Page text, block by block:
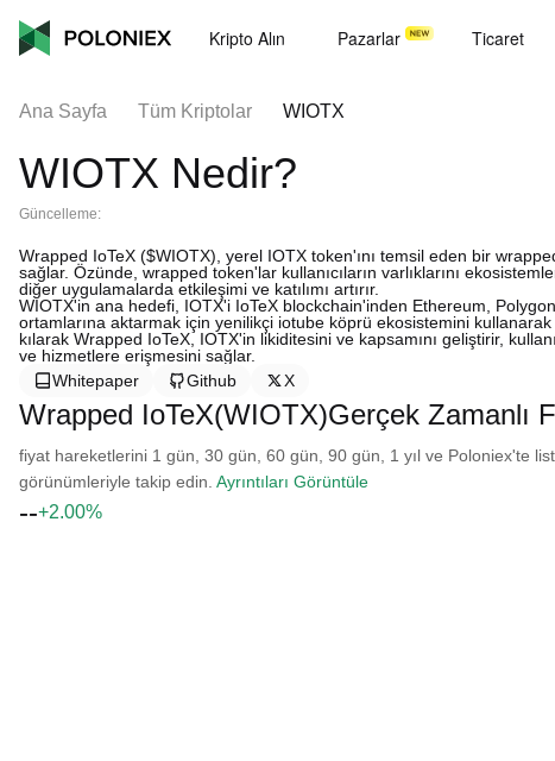
Kripto Alın Pazarlar Ticaret
Ana Sayfa Tüm Kriptolar WIOTX
WIOTX Nedir?
Güncelleme:
Wrapped IoTeX ($WIOTX), yerel IOTX token'ını temsil eden bir
sağlar. Özünde, wrapped token'lar kullanıcıların varlıklarını
diğer uygulamalarda etkileşimi ve katılımı artırır.
WIOTX'in ana hedefi, IOTX'i IoTeX blockchain'inden Ethereum,
ortamlarına aktarmak için yenilikçi iotube köprü ekosistemini
kılarak Wrapped IoTeX, IOTX'in likiditesini ve kapsamını geliştirir,
ve hizmetlere erişmesini sağlar.
Whitepaper
Github X
Wrapped IoTeX(WIOTX)Gerçek Zamanlı
fiyat hareketlerini 1 gün, 30 gün, 60 gün, 90 gün, 1 yıl ve Poloniex'te
görünümleriyle takip edin. Ayrıntıları Görüntüle
--+2.00%